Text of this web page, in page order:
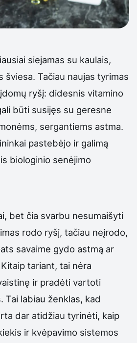
siejamas su kaulais,
šviesa. Tačiau naujas tyrimas
ryšį: didesnis vitamino
būti susijęs su geresne
sergantiems astma.
pastebėjo ir galimą
biologinio senėjimo
bet čia svarbu nesumaišyti
rodo ryšį, tačiau neįrodo,
savaime gydo astmą ar
tariant, tai nėra
ir pradėti vartoti
Tai labiau ženklas, kad
dar atidžiau tyrinėti, kaip
ir kvėpavimo sistemos